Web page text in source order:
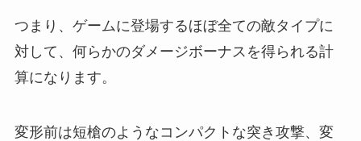
つまり、ゲームに登場するほぼ全ての敵タイプに
対して、何らかのダメージボーナスを得られる計
算になります。
変形前は短槍のようなコンパクトな突き攻撃、変